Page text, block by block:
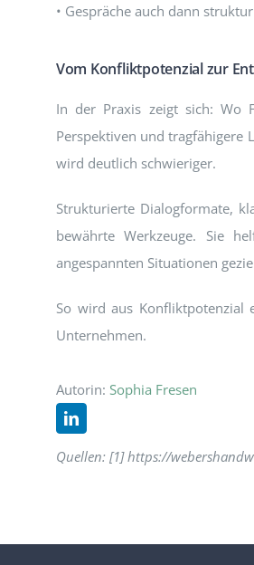
• Gespräche auch dann
Vom Konfliktpotenzial zur
In der Praxis zeigt sich: Wo
Perspektiven und tragfähigere
wird deutlich schwieriger.
Strukturierte Dialogformate,
bewährte Werkzeuge. Sie
angespannten Situationen
So wird aus Konfliktpotenzial
Unternehmen.
Autorin: Sophia Fresen
Quellen: [1] https://